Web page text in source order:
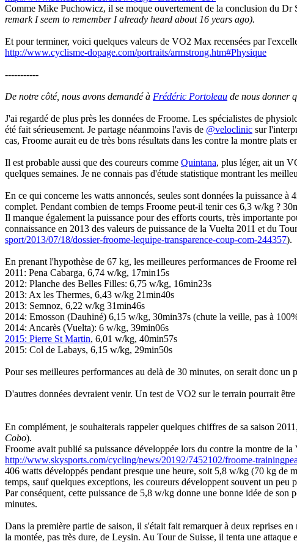
Comme Mike Puchowicz, il se moque ouvertement de la conclusion du Dr
remark I seem to remember I already heard about 16 years ago).
Et pour terminer, voici quelques valeurs de VO2 Max recensées par
http://www.cyclisme-dopage.com/portraits/armstrong.htm#Physique
-----------
De notre côté, nous avons demandé à Frédéric Portoleau de nous donner
J'ai regardé de plus près les données de Froome. Les spécialistes de
été fait sérieusement. Je partage néanmoins l'avis de @veloclinic sur
cas, Froome aurait eu de très bons résultats dans les contre la montre
Il est probable aussi que des coureurs comme Quintana, plus léger, ait un
quelques semaines. Je ne connais pas d'étude statistique montrant les
En ce qui concerne les watts annoncés, seules sont données la
complet. Pendant combien de temps Froome peut-il tenir ces 6,3 w/kg ?
Il manque également la puissance pour des efforts courts, très importante
connaissance en 2013 des valeurs de puissance de la Vuelta 2011 et du
sport/2013/07/18/dossier-froome-lequipe-transparence-coup-com-244357).
En prenant l'hypothèse de 67 kg, les meilleures performances de Froome
2011: Pena Cabarga, 6,74 w/kg, 17min15s
2012: Planche des Belles Filles: 6,75 w/kg, 16min23s
2013: Ax les Thermes, 6,43 w/kg 21min40s
2013: Semnoz, 6,22 w/kg 31min46s
2014: Emosson (Dauhiné) 6,15 w/kg, 30min37s (chute la veille, pas à
2014: Ancarès (Vuelta): 6 w/kg, 39min06s
2015: Pierre St Martin, 6,01 w/kg, 40min57s
2015: Col de Labays, 6,15 w/kg, 29min50s
Pour ses meilleures performances au delà de 30 minutes, on serait donc un
D'autres données devraient venir. Un test de VO2 sur le terrain pourrait
En complément, je souhaiterais rappeler quelques chiffres de sa saison
Cobo).
Froome avait publié sa puissance développée lors du contre la montre de la
http://www.skysports.com/cycling/news/20192/7452102/froome-
406 watts développés pendant presque une heure, soit 5,8 w/kg (70 kg de
temps, sauf quelques exceptions, les coureurs développent souvent un peu
Par conséquent, cette puissance de 5,8 w/kg donne une bonne idée de
minutes.
Dans la première partie de saison, il s'était fait remarquer à deux reprises
la montée, pas très dure, de Leysin. Au Tour de Suisse, il tenta une